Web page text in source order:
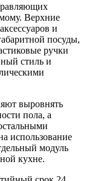
Верхние
и
посуды,
ручки
стиль и
выровнять
пола, а
использование
модуль
кухне.